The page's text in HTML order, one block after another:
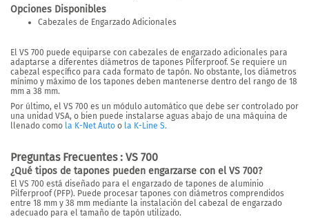
Opciones Disponibles
Cabezales de Engarzado Adicionales
El VS 700 puede equiparse con cabezales de engarzado adicionales para
adaptarse a diferentes diámetros de tapones Pilferproof. Se requiere un
cabezal específico para cada formato de tapón. No obstante, los diámetros
mínimo y máximo de los tapones deben mantenerse dentro del rango de 18
mm a 38 mm.
Por último, el VS 700 es un módulo automático que debe ser controlado por
una unidad VSA, o bien puede instalarse aguas abajo de una máquina de
llenado como la K-Net Auto o la K-Line S.
Preguntas Frecuentes : VS 700
¿Qué tipos de tapones pueden engarzarse con el VS 700?
El VS 700 está diseñado para el engarzado de tapones de aluminio
Pilferproof (PFP). Puede procesar tapones con diámetros comprendidos
entre 18 mm y 38 mm mediante la instalación del cabezal de engarzado
adecuado para el tamaño de tapón utilizado.